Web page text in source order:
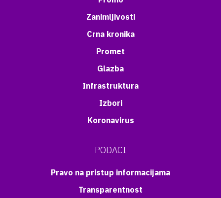
Zanimljivosti
Crna kronika
Promet
Glazba
Infrastruktura
Izbori
Koronavirus
PODACI
Pravo na pristup informacijama
Transparentnost